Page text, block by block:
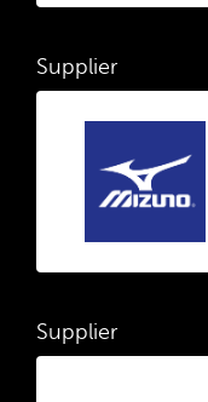
Supplier
Supplier